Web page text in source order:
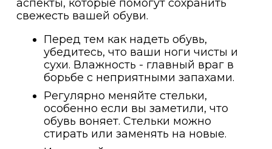
аспекты, которые помогут сохранить
свежесть вашей обуви.
Перед тем как надеть обувь,
убедитесь, что ваши ноги чисты и
сухи. Влажность - главный враг в
борьбе с неприятными запахами.
Регулярно меняйте стельки,
особенно если вы заметили, что
обувь воняет. Стельки можно
стирать или заменять на новые.